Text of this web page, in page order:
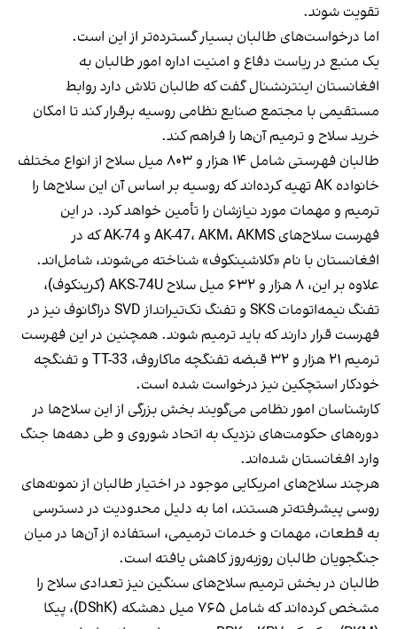
تقویت شوند.
اما درخواست‌های طالبان بسیار گسترده‌تر از این است.
یک منبع در ریاست دفاع و امنیت اداره امور طالبان به
افغانستان اینترنشنال گفت که طالبان تلاش دارد روابط
مستقیمی با مجتمع صنایع نظامی روسیه برقرار کند تا امکان
خرید سلاح و ترمیم آن‌ها را فراهم کند.
طالبان فهرستی شامل ۱۴ هزار و ۸۰۳ میل سلاح از انواع مختلف
خانواده AK تهیه کرده‌اند که روسیه بر اساس آن این سلاح‌ها را
ترمیم و مهمات مورد نیازشان را تأمین خواهد کرد. در این
فهرست سلاح‌های AK-47، AKM، AKMS و AK-74 که در
افغانستان با نام «کلاشینکوف» شناخته می‌شوند، شامل‌اند.
علاوه بر این، ۸ هزار و ۶۳۲ میل سلاح AKS-74U (کرینکوف)،
تفنگ نیمه‌اتومات SKS و تفنگ تک‌تیرانداز SVD دراگانوف نیز در
فهرست قرار دارند که باید ترمیم شوند. همچنین در این فهرست
ترمیم ۲۱ هزار و ۳۲ قبضه تفنگچه ماکاروف، TT-33 و تفنگچه
خودکار استچکین نیز درخواست شده است.
کارشناسان امور نظامی می‌گویند بخش بزرگی از این سلاح‌ها در
دوره‌های حکومت‌های نزدیک به اتحاد شوروی و طی دهه‌ها جنگ
وارد افغانستان شده‌اند.
هرچند سلاح‌های امریکایی موجود در اختیار طالبان از نمونه‌های
روسی پیشرفته‌تر هستند، اما به دلیل محدودیت در دسترسی
به قطعات، مهمات و خدمات ترمیمی، استفاده از آن‌ها در میان
جنگجویان طالبان روزبه‌روز کاهش یافته است.
طالبان در بخش ترمیم سلاح‌های سنگین نیز تعدادی سلاح را
مشخص کرده‌اند که شامل ۷۶۵ میل دهشکه (DShK)، پیکا